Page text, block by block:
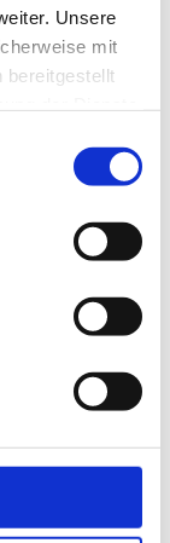
Unsere
mit
bereitgestellt